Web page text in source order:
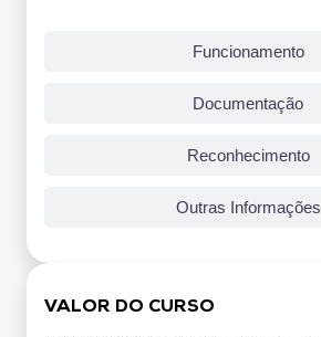
Funcionamento
Documentação
Reconhecimento
Outras Informações
VALOR DO CURSO